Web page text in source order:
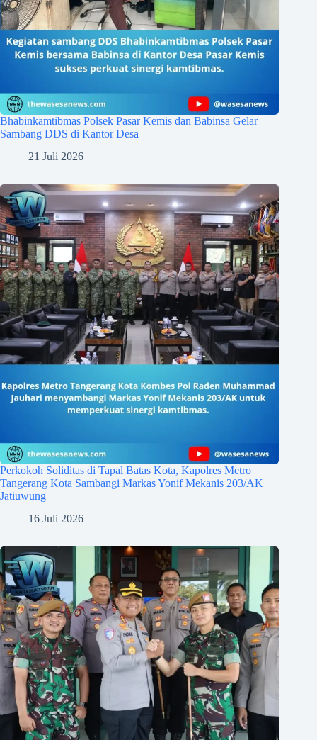
Bhabinkamtibmas Polsek Pasar Kemis dan Babinsa Gelar
Sambang DDS di Kantor Desa
21 Juli 2026
Perkokoh Soliditas di Tapal Batas Kota, Kapolres Metro
Tangerang Kota Sambangi Markas Yonif Mekanis 203/AK
Jatiuwung
16 Juli 2026